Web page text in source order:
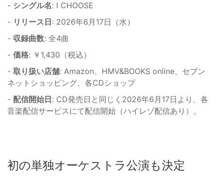
- シングル名: I CHOOSE
- リリース日 : 2026年6月17日（水）
- 収録曲数: 全4曲
- 価格: ￥1,430（税込）
- 取り扱い店舗: Amazon、HMV&BOOKS online、セブン
ネットショッピング、各CDショップ
- 配信開始日 : CD発売日と同じく2026年6月17日より、各
音楽配信サービスにて配信開始（ハイレゾ配信あり）。
初の単独オーケストラ公演も決定